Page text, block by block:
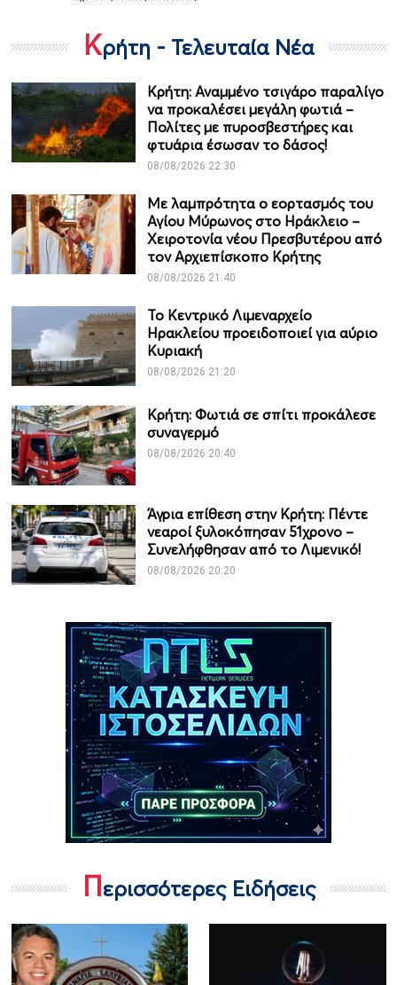
Κρήτη - Τελευταία Νέα
Κρήτη: Αναμμένο τσιγάρο παραλίγο
να προκαλέσει μεγάλη φωτιά –
Πολίτες με πυροσβεστήρες και
φτυάρια έσωσαν το δάσος!
08/08/2026 22:30
Με λαμπρότητα ο εορτασμός του
Αγίου Μύρωνος στο Ηράκλειο –
Χειροτονία νέου Πρεσβυτέρου από
τον Αρχιεπίσκοπο Κρήτης
08/08/2026 21:40
Το Κεντρικό Λιμεναρχείο
Ηρακλείου προειδοποιεί για αύριο
Κυριακή
08/08/2026 21:20
Κρήτη: Φωτιά σε σπίτι προκάλεσε
συναγερμό
08/08/2026 20:40
Άγρια επίθεση στην Κρήτη: Πέντε
νεαροί ξυλοκόπησαν 51χρονο –
Συνελήφθησαν από το Λιμενικό!
08/08/2026 20:20
Περισσότερες Ειδήσεις